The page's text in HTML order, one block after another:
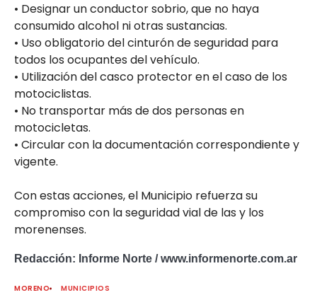
• Designar un conductor sobrio, que no haya
consumido alcohol ni otras sustancias.
• Uso obligatorio del cinturón de seguridad para
todos los ocupantes del vehículo.
• Utilización del casco protector en el caso de los
motociclistas.
• No transportar más de dos personas en
motocicletas.
• Circular con la documentación correspondiente y
vigente.
Con estas acciones, el Municipio refuerza su
compromiso con la seguridad vial de las y los
morenenses.
Redacción: Informe Norte / www.informenorte.com.ar
MORENO
MUNICIPIOS